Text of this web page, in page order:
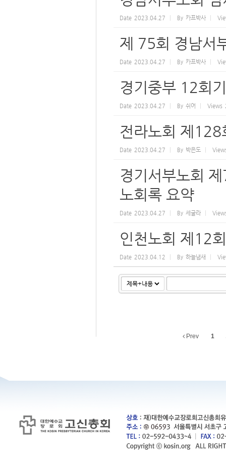
Date 2023.04.27 By 카프박사
제 75회 경남서
Date 2023.04.27 By 카프박사
경기중부 12회
Date 2023.04.27 By 쉬어 Views
전라노회 제128
Date 2023.04.27 By 박은도
경기서부노회
노회록 요약
Date 2023.04.27 By 세굴라
인천노회 제12
Date 2023.04.12 By 하늘냄새
Prev 1